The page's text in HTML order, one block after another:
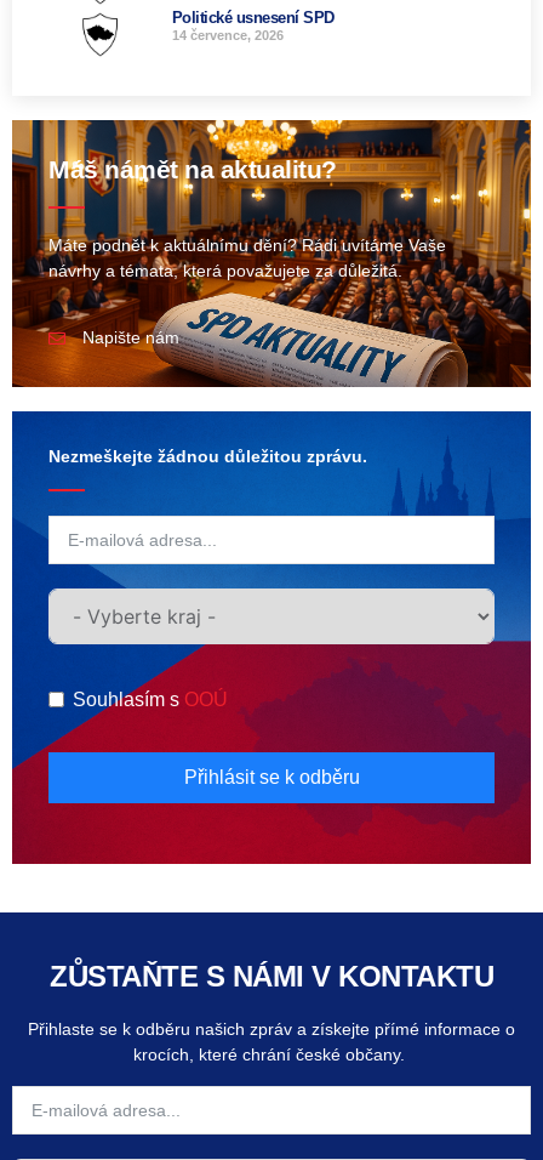
Politické usnesení SPD
14 července, 2026
Máš námět na aktualitu?
Máte podnět k aktuálnímu dění? Rádi uvítáme Vaše
návrhy a témata, která považujete za důležitá.
Napište nám
Nezmeškejte žádnou důležitou zprávu.
Souhlasím s OOÚ
Přihlásit se k odběru
ZŮSTAŇTE S NÁMI V KONTAKTU
Přihlaste se k odběru našich zpráv a získejte přímé informace o
krocích, které chrání české občany.